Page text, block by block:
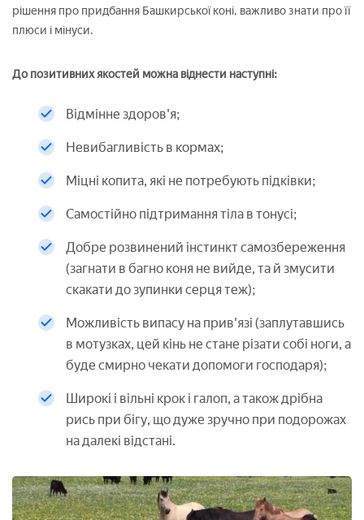
рішення про придбання Башкирської коні, важливо знати про її
плюси і мінуси.
До позитивних якостей можна віднести наступні:
Відмінне здоров'я;
Невибагливість в кормах;
Міцні копита, які не потребують підківки;
Самостійно підтримання тіла в тонусі;
Добре розвинений інстинкт самозбереження
(загнати в багно коня не вийде, та й змусити
скакати до зупинки серця теж);
Можливість випасу на прив'язі (заплутавшись
в мотузках, цей кінь не стане різати собі ноги, а
буде смирно чекати допомоги господаря);
Широкі і вільні крок і галоп, а також дрібна
рись при бігу, що дуже зручно при подорожах
на далекі відстані.